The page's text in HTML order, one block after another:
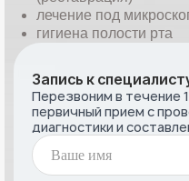
лечение под
гигиена полости рта
Запись к
Перезвоним в течение
первичный прием с
диагностики и